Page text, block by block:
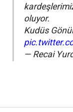
oluyor.
Kudüs
— Recai